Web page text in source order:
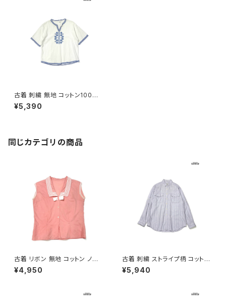
古着 刺繍 無地 コットン100％
半袖 ブラウス 生成り アイボリ
ー (ttu2606016)
¥5,390
同じカテゴリの商品
古着 リボン 無地 コットン ノー
スリーブ セーラー ブラウス ピン
ク (ta2607010)
¥4,950
古着 刺繍 ストライプ柄 コットン
100％ 長袖 シャツ パステル 紫
(ttu2603112)
¥5,940